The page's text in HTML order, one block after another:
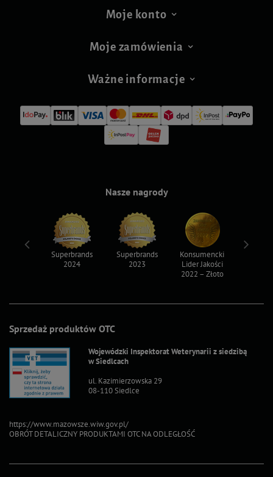
Moje konto
Moje zamówienia
Ważne informacje
Sprzedaż produktów OTC
Wojewódzki Inspektorat Weterynarii z siedzibą
w Siedlcach
ul. Kazimierzowska 29
08-110 Siedlce
https://www.mazowsze.wiw.gov.pl/
OBRÓT DETALICZNY PRODUKTAMI OTC NA ODLEGŁOŚĆ
Nasze nagrody
Superbrands
2024
Superbrands
2023
Konsumencki
Lider Jakości
2022 – Złoto